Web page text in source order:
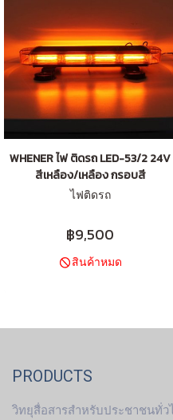
WHENER ไฟ ติดรถ LED-53/2 24V
สีเหลือง/เหลือง กรอบสี
ไฟติดรถ
฿9,500
สินค้าหมด
PRODUCTS
วิทยุสื่อสารสำหรับประชาชนทั่ว